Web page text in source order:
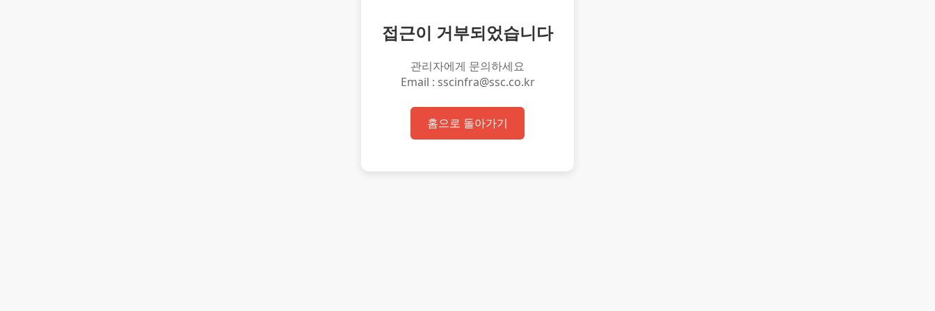
접근이 거부되었습니다
관리자에게 문의하세요
Email : sscinfra@ssc.co.kr
홈으로 돌아가기